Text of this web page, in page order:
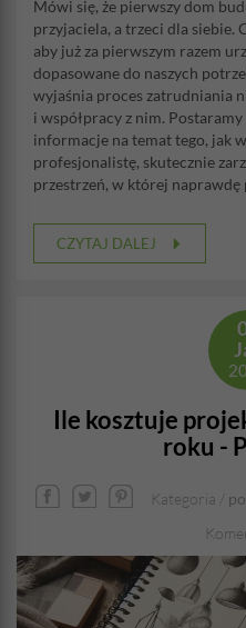
Mówi się, że pierwszy dom
przyjaciela, a trzeci dla siebie.
aby już za pierwszym razem
dopasowane do naszych
wyjaśnia proces zatrudniania
i współpracy z nim.
informacje na temat tego, jak
profesjonalistę, skutecznie
przestrzeń, w której naprawdę
CZYTAJ DALEJ
Ile kosztuje
roku -
Kategoria /